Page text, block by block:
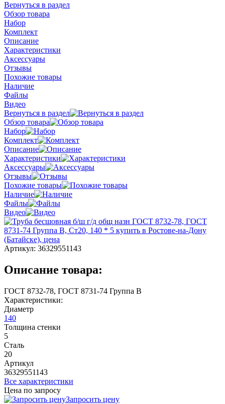
Вернуться в раздел
Обзор товара
Набор
Комплект
Описание
Характеристики
Аксессуары
Отзывы
Похожие товары
Наличие
Файлы
Видео
Вернуться в раздел
Обзор товара
Набор
Комплект
Описание
Характеристики
Аксессуары
Отзывы
Похожие товары
Наличие
Файлы
Видео
Артикул: 36329551143
Описание товара:
ГОСТ 8732-78, ГОСТ 8731-74 Группа В
Характеристики:
Диаметр
140
Толщина стенки
5
Сталь
20
Артикул
36329551143
Все характеристики
Цена по запросу
Запросить цену